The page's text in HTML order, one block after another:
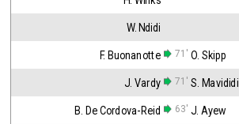
W. Ndidi
F. Buonanotte 71' O. Skipp
J. Vardy 71' S. Mavididi
B. De Cordova-Reid 63' J. Ayew